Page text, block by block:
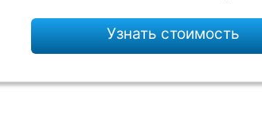
Узнать стоимость